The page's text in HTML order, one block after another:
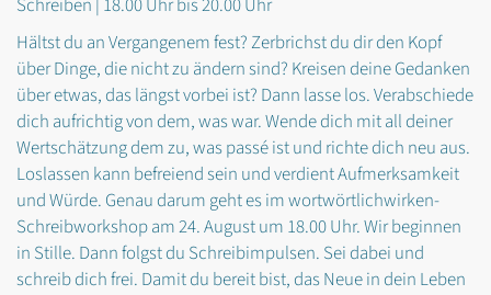
Schreiben | 18.00 Uhr bis 20.00 Uhr
Hältst du an Vergangenem fest? Zerbrichst du dir den Kopf
über Dinge, die nicht zu ändern sind? Kreisen deine Gedanken
über etwas, das längst vorbei ist? Dann lasse los. Verabschiede
dich aufrichtig von dem, was war. Wende dich mit all deiner
Wertschätzung dem zu, was passé ist und richte dich neu aus.
Loslassen kann befreiend sein und verdient Aufmerksamkeit
und Würde. Genau darum geht es im wortwörtlichwirken-
Schreibworkshop am 24. August um 18.00 Uhr. Wir beginnen
in Stille. Dann folgst du Schreibimpulsen. Sei dabei und
schreib dich frei. Damit du bereit bist, das Neue in dein Leben